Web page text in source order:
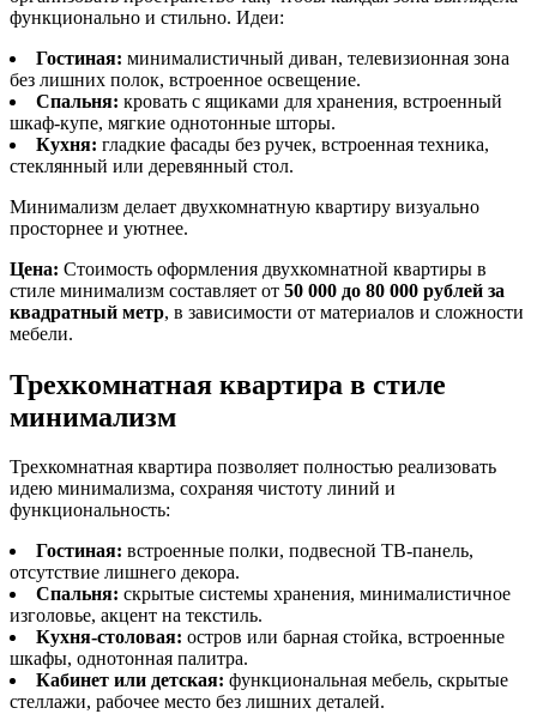
функционально и стильно. Идеи:
Гостиная: минималистичный диван, телевизионная зона
без лишних полок, встроенное освещение.
Спальня: кровать с ящиками для хранения, встроенный
шкаф-купе, мягкие однотонные шторы.
Кухня: гладкие фасады без ручек, встроенная техника,
стеклянный или деревянный стол.
Минимализм делает двухкомнатную квартиру визуально
просторнее и уютнее.
Цена: Стоимость оформления двухкомнатной квартиры в
стиле минимализм составляет от 50 000 до 80 000 рублей за
квадратный метр, в зависимости от материалов и сложности
мебели.
Трехкомнатная квартира в стиле
минимализм
Трехкомнатная квартира позволяет полностью реализовать
идею минимализма, сохраняя чистоту линий и
функциональность:
Гостиная: встроенные полки, подвесной ТВ-панель,
отсутствие лишнего декора.
Спальня: скрытые системы хранения, минималистичное
изголовье, акцент на текстиль.
Кухня-столовая: остров или барная стойка, встроенные
шкафы, однотонная палитра.
Кабинет или детская: функциональная мебель, скрытые
стеллажи, рабочее место без лишних деталей.